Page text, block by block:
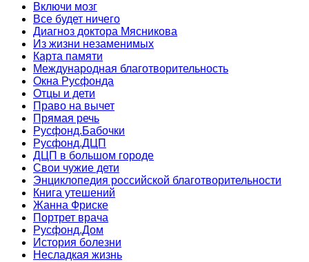
Включи мозг
Все будет ничего
Диагноз доктора Мясникова
Из жизни незаменимых
Карта памяти
Международная благотворительность
Окна Русфонда
Отцы и дети
Право на вычет
Прямая речь
Русфонд.Бабочки
Русфонд.ДЦП
ДЦП в большом городе
Свои чужие дети
Энциклопедия российской благотворительности
Книга утешений
Жанна Фриске
Портрет врача
Русфонд.Дом
История болезни
Несладкая жизнь